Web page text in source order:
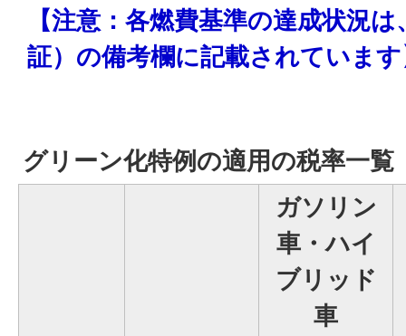
【注意：各燃費基準の達成状況
証）の備考欄に記載されていま
グリーン化特例の適用の税率一覧
ガソリン
車・ハイ
ブリッド
車